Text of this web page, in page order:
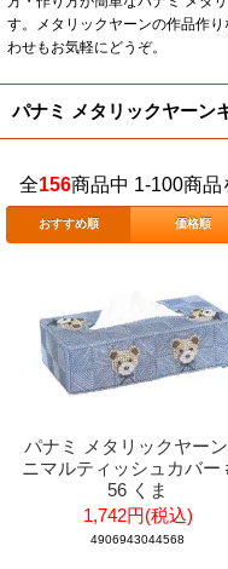
す。メタリックヤーンの作品作
わせもお気軽にどうぞ。
パナミ メタリックヤーン
全156商品中 1-100商品
おすすめ順 価格順
パナミ メタリックヤー
ニマルティッシュカバー
56 くま
1,742円(税込)
4906943044568